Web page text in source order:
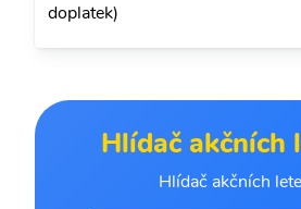
doplatek)
Hlídač akčních
Hlídač akčních